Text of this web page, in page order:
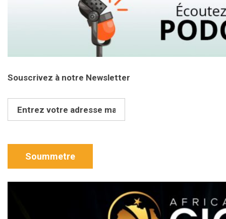
Souscrivez à notre Newsletter